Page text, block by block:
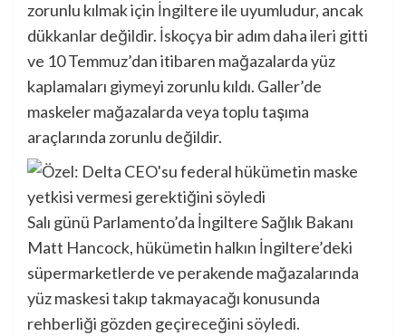
zorunlu kılmak için İngiltere ile uyumludur, ancak
dükkanlar değildir. İskoçya bir adım daha ileri gitti
ve 10 Temmuz’dan itibaren mağazalarda yüz
kaplamaları giymeyi zorunlu kıldı. Galler’de
maskeler mağazalarda veya toplu taşıma
araçlarında zorunlu değildir.
Salı günü Parlamento’da İngiltere Sağlık Bakanı
Matt Hancock, hükümetin halkın İngiltere’deki
süpermarketlerde ve perakende mağazalarında
yüz maskesi takıp takmayacağı konusunda
rehberliği gözden geçireceğini söyledi.